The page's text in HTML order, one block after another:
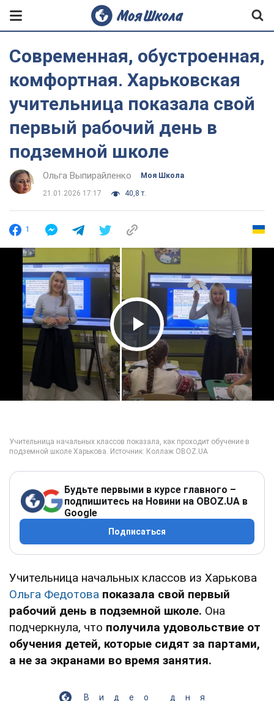
Современная, обустроенная,
комфортная. Харьковская
учительница показала свой
первый рабочий день в
подземной школе
Ольга Выпирайленко Моя Школа
21.01.2026 17:17 40,8 т.
1
Play Video
Будьте первыми в курсе главного –
подпишитесь на Новини на OBOZ.UA в
Google
Подписаться
Учительница начальных классов из Харькова
Ольга Федотова показала свой первый
рабочий день в подземной школе. Она
подчеркнула, что получила удовольствие от
обучения детей, которые сидят за партами,
а не за экранами во время занятия.
Видео дня